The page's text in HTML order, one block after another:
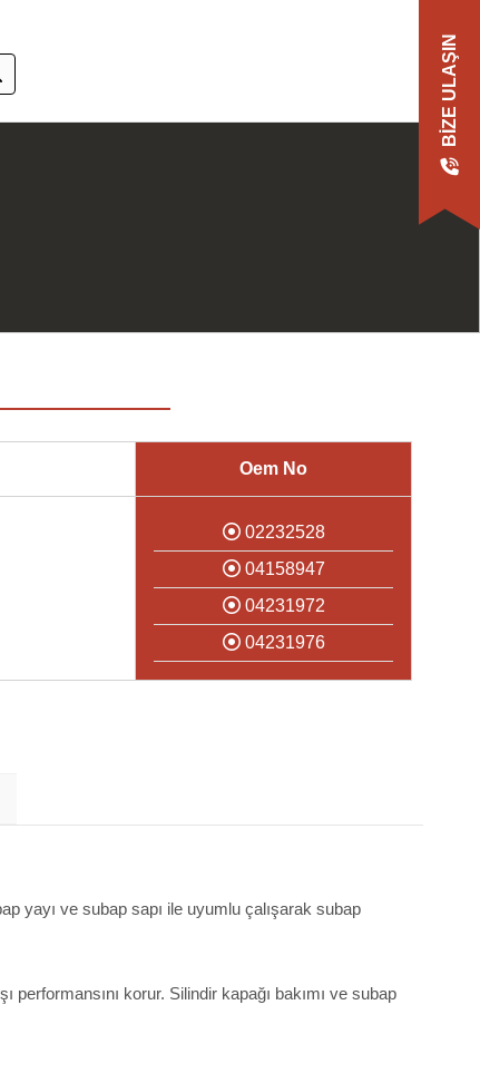
BIZE ULAŞIN
Oem No
02232528
04158947
04231972
04231976
yayı ve subap sapı ile uyumlu çalışarak subap
korur. Silindir kapağı bakımı ve subap